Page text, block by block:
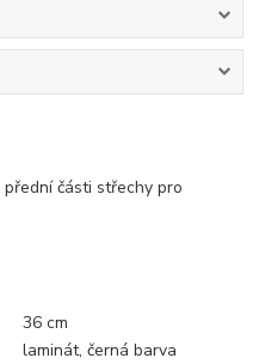
části střechy pro
36 cm
laminát, černá barva